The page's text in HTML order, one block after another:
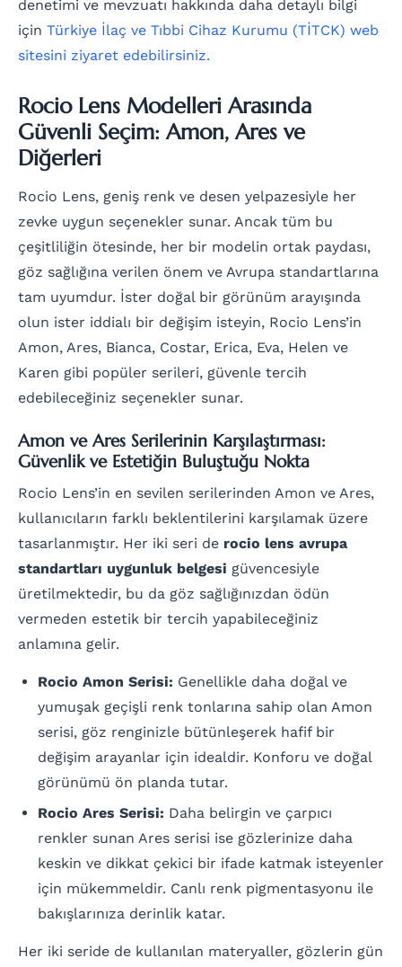
denetimi ve mevzuatı hakkında daha detaylı bilgi
için Türkiye İlaç ve Tıbbi Cihaz Kurumu (TİTCK) web
sitesini ziyaret edebilirsiniz.
Rocio Lens Modelleri Arasında
Güvenli Seçim: Amon, Ares ve
Diğerleri
Rocio Lens, geniş renk ve desen yelpazesiyle her
zevke uygun seçenekler sunar. Ancak tüm bu
çeşitliliğin ötesinde, her bir modelin ortak paydası,
göz sağlığına verilen önem ve Avrupa standartlarına
tam uyumdur. İster doğal bir görünüm arayışında
olun ister iddialı bir değişim isteyin, Rocio Lens’in
Amon, Ares, Bianca, Costar, Erica, Eva, Helen ve
Karen gibi popüler serileri, güvenle tercih
edebileceğiniz seçenekler sunar.
Amon ve Ares Serilerinin Karşılaştırması:
Güvenlik ve Estetiğin Buluştuğu Nokta
Rocio Lens’in en sevilen serilerinden Amon ve Ares,
kullanıcıların farklı beklentilerini karşılamak üzere
tasarlanmıştır. Her iki seri de rocio lens avrupa
standartları uygunluk belgesi güvencesiyle
üretilmektedir, bu da göz sağlığınızdan ödün
vermeden estetik bir tercih yapabileceğiniz
anlamına gelir.
Rocio Amon Serisi: Genellikle daha doğal ve
yumuşak geçişli renk tonlarına sahip olan Amon
serisi, göz renginizle bütünleşerek hafif bir
değişim arayanlar için idealdir. Konforu ve doğal
görünümü ön planda tutar.
Rocio Ares Serisi: Daha belirgin ve çarpıcı
renkler sunan Ares serisi ise gözlerinize daha
keskin ve dikkat çekici bir ifade katmak isteyenler
için mükemmeldir. Canlı renk pigmentasyonu ile
bakışlarınıza derinlik katar.
Her iki seride de kullanılan materyaller, gözlerin gün